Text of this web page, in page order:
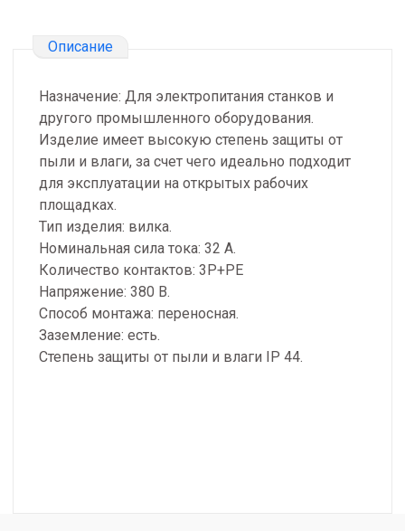
Описание
Назначение: Для электропитания станков и
другого промышленного оборудования.
Изделие имеет высокую степень защиты от
пыли и влаги, за счет чего идеально подходит
для эксплуатации на открытых рабочих
площадках.
Тип изделия: вилка.
Номинальная сила тока: 32 А.
Количество контактов: 3P+PE
Напряжение: 380 В.
Способ монтажа: переносная.
Заземление: есть.
Степень защиты от пыли и влаги IP 44.